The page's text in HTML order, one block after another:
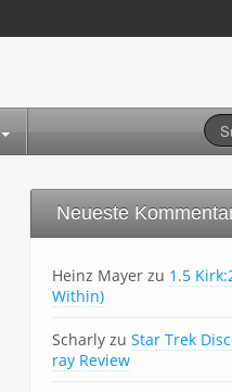
Neueste
Heinz Mayerzu 1.5
Within)
Scharlyzu Star Trek
ray Review